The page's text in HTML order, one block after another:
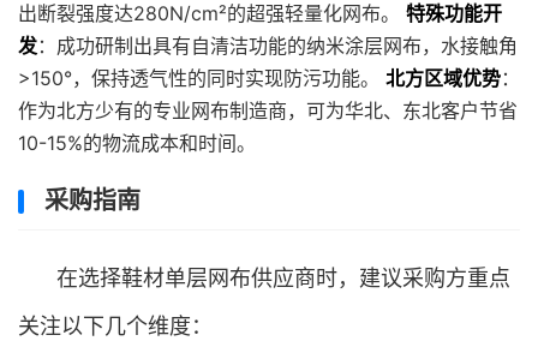
出断裂强度达280N/cm²的超强轻量化网布。 特殊功能开
发：成功研制出具有自清洁功能的纳米涂层网布，水接触角
>150°，保持透气性的同时实现防污功能。 北方区域优势：
作为北方少有的专业网布制造商，可为华北、东北客户节省
10-15%的物流成本和时间。
采购指南
在选择鞋材单层网布供应商时，建议采购方重点
关注以下几个维度：